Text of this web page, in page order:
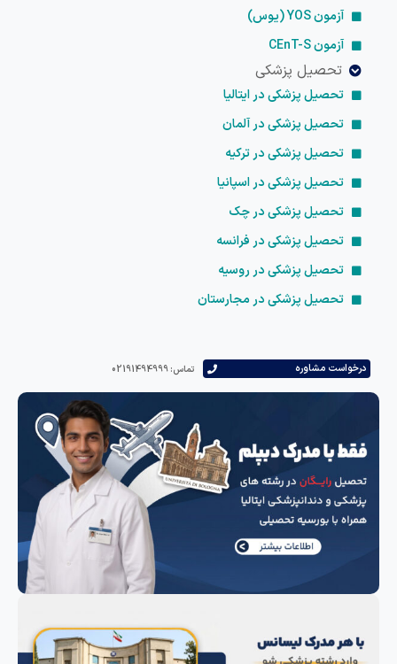
درخواست مشاوره تماس: 02191494999
آزمون YOS (یوس)
آزمون CEnT-S
تحصیل پزشکی
تحصیل پزشکی در ایتالیا
تحصیل پزشکی در آلمان
تحصیل پزشکی در ترکیه
تحصیل پزشکی در اسپانیا
تحصیل پزشکی در چک
تحصیل پزشکی در فرانسه
تحصیل پزشکی در روسیه
تحصیل پزشکی در مجارستان